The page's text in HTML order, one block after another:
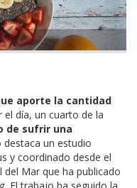
aporte la cantidad
día, un cuarto de la
de sufrir una
destaca un estudio
y coordinado desde el
Mar que ha publicado